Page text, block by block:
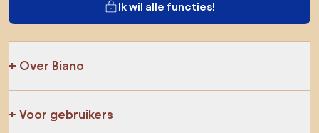
Ik wil alle functies!
Over Biano
Voor gebruikers